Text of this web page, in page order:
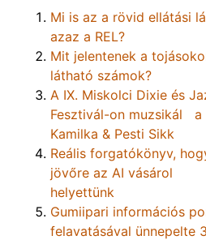
Mi is az a rövid ellátási
azaz a REL?
Mit jelentenek a
látható számok?
A IX. Miskolci Dixie és
Fesztivál-on muzsikál a
Kamilka & Pesti Sikk
Reális forgatókönyv,
jövőre az AI vásárol
helyettünk
Gumiipari információs
felavatásával ünnepelte